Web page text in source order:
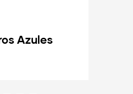
Azules